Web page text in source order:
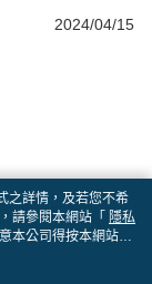
2024/04/15
之詳情，及若您不希
請參閱本網站「 隱私
本公司得按本網站使